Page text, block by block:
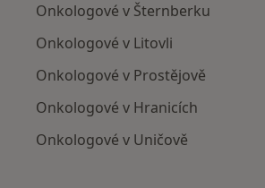
Onkologové v Šternberku
Onkologové v Litovli
Onkologové v Prostějově
Onkologové v Hranicích
Onkologové v Uničově